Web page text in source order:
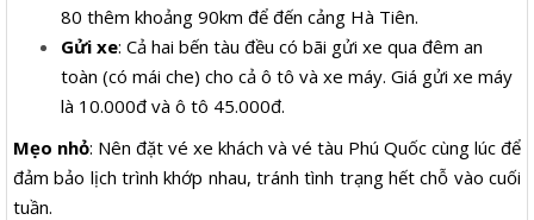
80 thêm khoảng 90km để đến cảng Hà Tiên.
Gửi xe: Cả hai bến tàu đều có bãi gửi xe qua đêm an
toàn (có mái che) cho cả ô tô và xe máy. Giá gửi xe máy
là 10.000đ và ô tô 45.000đ.
Mẹo nhỏ: Nên đặt vé xe khách và vé tàu Phú Quốc cùng lúc để
đảm bảo lịch trình khớp nhau, tránh tình trạng hết chỗ vào cuối
tuần.